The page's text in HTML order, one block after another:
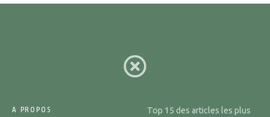
A PROPOS
Top 15 des articles les plus